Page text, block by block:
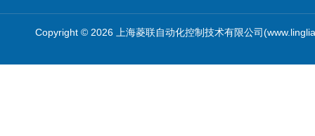
Copyright © 2026 上海菱联自动化控制技术有限公司